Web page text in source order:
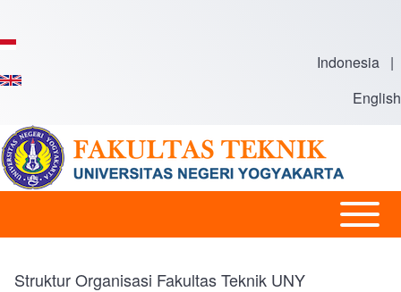
Indonesia |
English
navigation
Open or
Close
Struktur Organisasi Fakultas Teknik UNY